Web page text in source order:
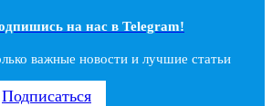
на наc в Telegram!
важные новости и лучшие статьи
Подписаться